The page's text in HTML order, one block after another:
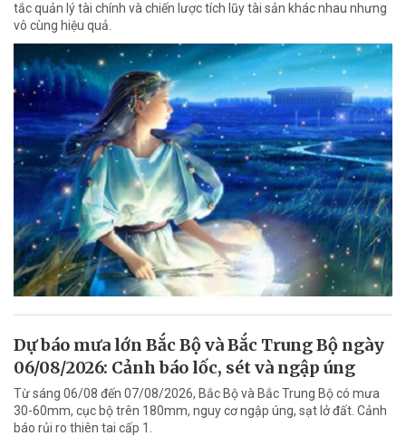
tắc quản lý tài chính và chiến lược tích lũy tài sản khác nhau nhưng
vô cùng hiệu quả.
Dự báo mưa lớn Bắc Bộ và Bắc Trung Bộ ngày
06/08/2026: Cảnh báo lốc, sét và ngập úng
Từ sáng 06/08 đến 07/08/2026, Bắc Bộ và Bắc Trung Bộ có mưa
30-60mm, cục bộ trên 180mm, nguy cơ ngập úng, sạt lở đất. Cảnh
báo rủi ro thiên tai cấp 1.